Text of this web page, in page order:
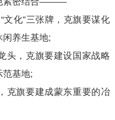
化”三张牌，克旗要谋化
养生基地;
，克旗要建设国家战略
范基地;
旗要建成蒙东重要的冶